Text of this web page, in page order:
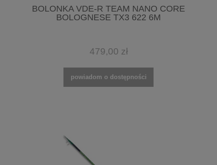
BOLONKA VDE-R TEAM NANO CORE
BOLOGNESE TX3 622 6M
479,00 zł
powiadom o dostępności